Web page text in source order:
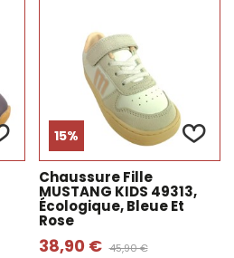
15%
Chaussure Fille
MUSTANG KIDS 49313,
Écologique, Bleue Et
Rose
38,90 € 45,90 €